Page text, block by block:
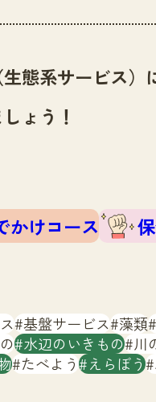
態系サービス）
ょう！
かけコース
基盤サービス 藻類
水辺のいきもの 川
たべよう えらぼう